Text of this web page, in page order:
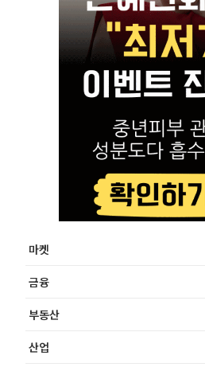
마켓
금융
부동산
산업